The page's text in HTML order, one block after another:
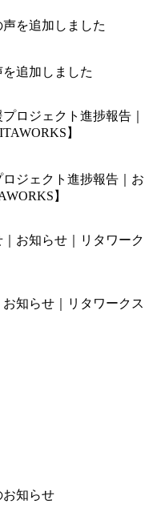
追加しました
ジェクト進捗報告｜お
】
知らせ｜リタワークス